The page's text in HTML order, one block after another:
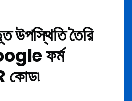
উপস্থিতি তৈরি
ফর্ম
কোড৷